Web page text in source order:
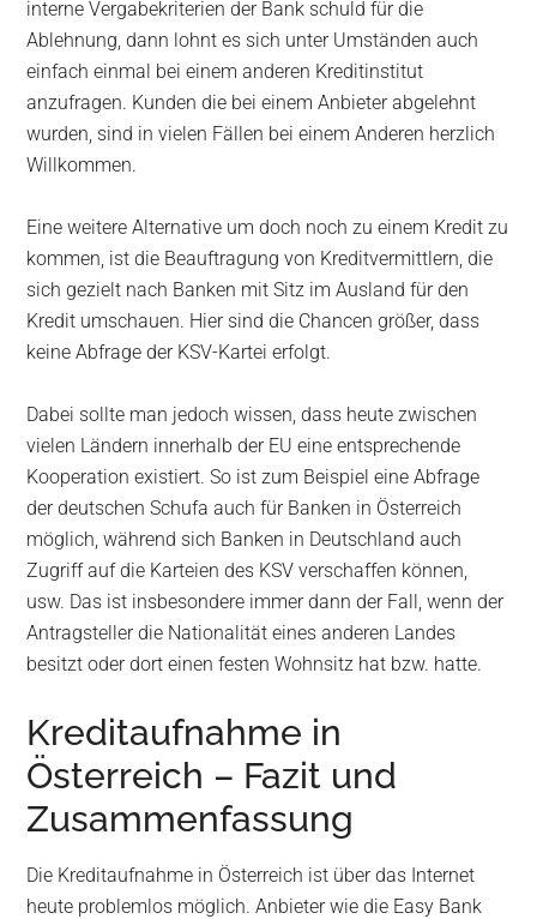
interne Vergabekriterien der Bank schuld für die
Ablehnung, dann lohnt es sich unter Umständen auch
einfach einmal bei einem anderen Kreditinstitut
anzufragen. Kunden die bei einem Anbieter abgelehnt
wurden, sind in vielen Fällen bei einem Anderen herzlich
Willkommen.
Eine weitere Alternative um doch noch zu einem Kredit zu
kommen, ist die Beauftragung von Kreditvermittlern, die
sich gezielt nach Banken mit Sitz im Ausland für den
Kredit umschauen. Hier sind die Chancen größer, dass
keine Abfrage der KSV-Kartei erfolgt.
Dabei sollte man jedoch wissen, dass heute zwischen
vielen Ländern innerhalb der EU eine entsprechende
Kooperation existiert. So ist zum Beispiel eine Abfrage
der deutschen Schufa auch für Banken in Österreich
möglich, während sich Banken in Deutschland auch
Zugriff auf die Karteien des KSV verschaffen können,
usw. Das ist insbesondere immer dann der Fall, wenn der
Antragsteller die Nationalität eines anderen Landes
besitzt oder dort einen festen Wohnsitz hat bzw. hatte.
Kreditaufnahme in
Österreich – Fazit und
Zusammenfassung
Die Kreditaufnahme in Österreich ist über das Internet
heute problemlos möglich. Anbieter wie die Easy Bank